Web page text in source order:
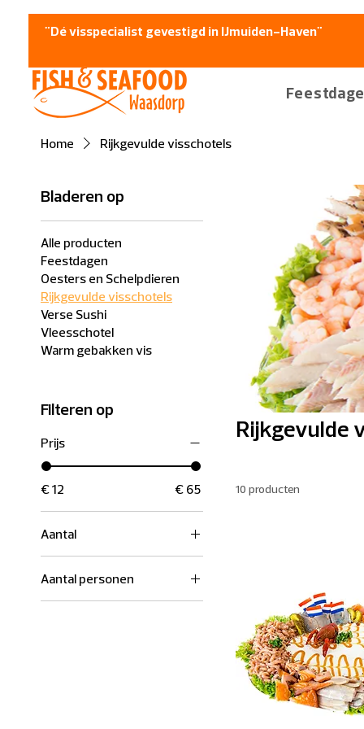
"Dé visspecialist gevestigd in IJmuiden-Haven"
Home Rijkgevulde visschotels
Bladeren op
Alle producten
Feestdagen
Oesters en Schelpdieren
Rijkgevulde visschotels
Verse Sushi
Vleesschotel
Warm gebakken vis
Filteren op
Prijs
€ 12 € 65
Aantal
20 stuks
Aantal personen
Rijkgevulde
10 producten